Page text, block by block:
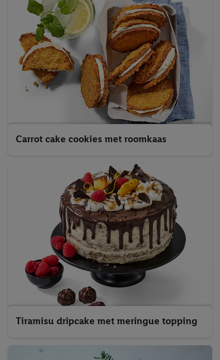
Carrot cake cookies met roomkaas
Tiramisu dripcake met meringue topping
website hier.Klikhiervoor meer informatie over de cookies die
wij inzetten.